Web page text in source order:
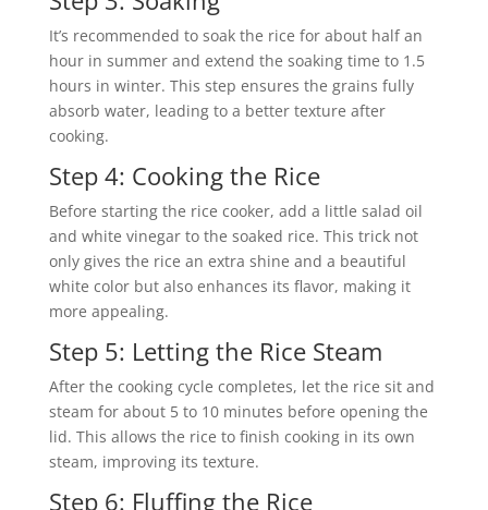
It’s recommended to soak the rice for about half an
hour in summer and extend the soaking time to 1.5
hours in winter. This step ensures the grains fully
absorb water, leading to a better texture after
cooking.
Step 4: Cooking the Rice
Before starting the rice cooker, add a little salad oil
and white vinegar to the soaked rice. This trick not
only gives the rice an extra shine and a beautiful
white color but also enhances its flavor, making it
more appealing.
Step 5: Letting the Rice Steam
After the cooking cycle completes, let the rice sit and
steam for about 5 to 10 minutes before opening the
lid. This allows the rice to finish cooking in its own
steam, improving its texture.
Step 6: Fluffing the Rice